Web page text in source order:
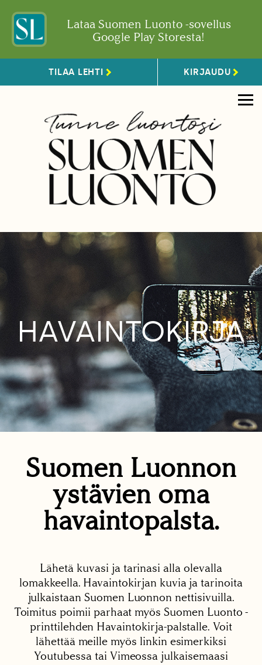
Lataa Suomen Luonto -sovellus
Google Play Storesta!
TILAA LEHTI KIRJAUDU
HAVAINTOKIRJA
Suomen Luonnon
ystävien oma
havaintopalsta.
Lähetä kuvasi ja tarinasi alla olevalla
lomakkeella. Havaintokirjan kuvia ja tarinoita
julkaistaan Suomen Luonnon nettisivuilla.
Toimitus poimii parhaat myös Suomen Luonto -
printtilehden Havaintokirja-palstalle. Voit
lähettää meille myös linkin esimerkiksi
Youtubessa tai Vimeossa julkaisemaasi